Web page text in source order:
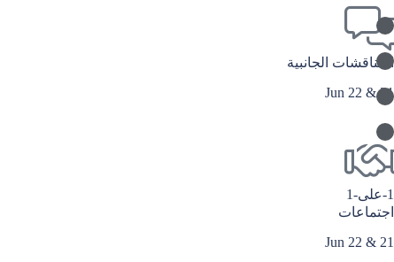
المناقشات الجانبية
21 & 22 Jun
1-على-1
اجتماعات
21 & 22 Jun